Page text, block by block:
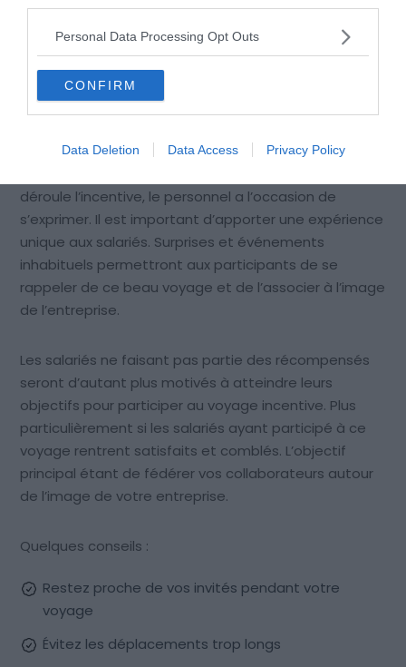
Personal Data Processing Opt Outs
CONFIRM
Data Deletion Data Access Privacy Policy
activités permettent de s’exprimer et de booster sa
créativité.
4. Motiver ses employés
Une nouvelle ambiance se crée au cœur de
déroule l’incentive, le personnel a l’occasion de
s’exprimer. Il est important d’apporter une expérience
unique aux salariés. Surprises et événements
inhabituels permettront aux participants de se
rappeler de ce beau voyage et de l’associer à l’image
de l’entreprise.
Les salariés ne faisant pas partie des récompensés
seront d’autant plus motivés à atteindre leurs
objectifs pour participer au voyage incentive. Plus
particulièrement si les salariés ayant participé à ce
voyage rentrent satisfaits et comblés. L’objectif
principal étant de fédérer vos collaborateurs autour
de l’image de votre entreprise.
Quelques conseils :
Restez proche de vos invités pendant votre
voyage
Évitez les déplacements trop longs